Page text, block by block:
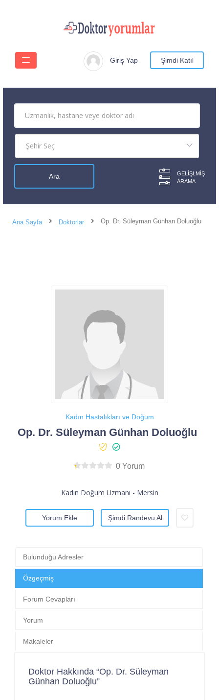
Giriş Yap Şimdi Katıl
GELIŞLMIŞ
ARAMA
Ana Sayfa Doktorlar Op. Dr. Süleyman Günhan Doluoğlu
Kadın Hastalıkları ve Doğum
Op. Dr. Süleyman Günhan Doluoğlu
0 Yorum
Kadın Doğum Uzmanı - Mersin
Yorum Ekle Şimdi Randevu Al
Bulunduğu Adresler
Özgeçmiş
Forum Cevapları
Yorum
Makaleler
Doktor Hakkında “Op. Dr. Süleyman
Günhan Doluoğlu”